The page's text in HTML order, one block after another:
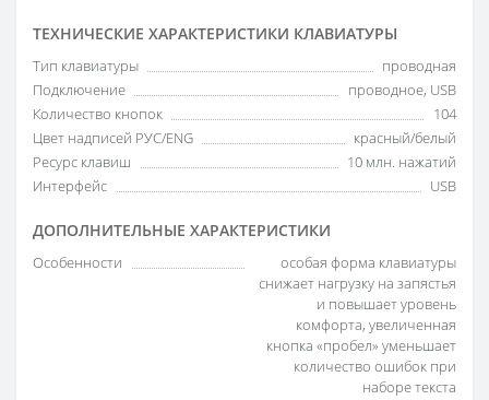
ТЕХНИЧЕСКИЕ ХАРАКТЕРИСТИКИ КЛАВИАТУРЫ
Тип клавиатуры
проводная
Подключение
проводное, USB
Количество кнопок
104
Цвет надписей РУС/ENG
красный/белый
Ресурс клавиш
10 млн. нажатий
Интерфейс
USB
ДОПОЛНИТЕЛЬНЫЕ ХАРАКТЕРИСТИКИ
Особенности
особая форма клавиатуры
снижает нагрузку на запястья
и повышает уровень
комфорта, увеличенная
кнопка «пробел» уменьшает
количество ошибок при
наборе текста